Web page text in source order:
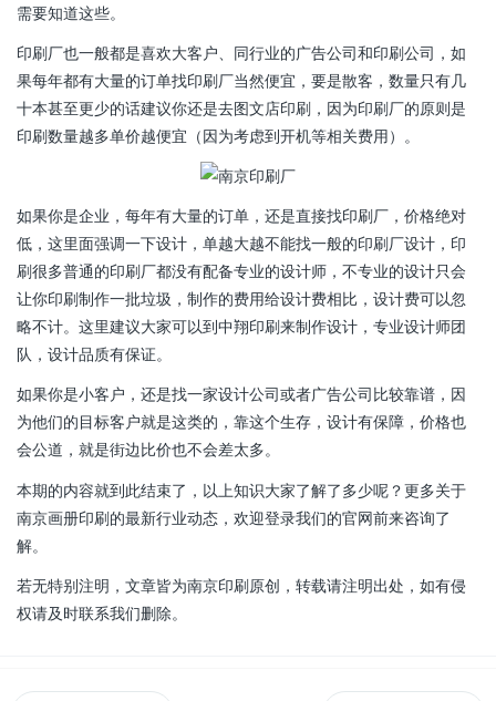
需要知道这些。
印刷厂也一般都是喜欢大客户、同行业的广告公司和印刷公司，如
果每年都有大量的订单找印刷厂当然便宜，要是散客，数量只有几
十本甚至更少的话建议你还是去图文店印刷，因为印刷厂的原则是
印刷数量越多单价越便宜（因为考虑到开机等相关费用）。
如果你是企业，每年有大量的订单，还是直接找印刷厂，价格绝对
低，这里面强调一下设计，单越大越不能找一般的印刷厂设计，印
刷很多普通的印刷厂都没有配备专业的设计师，不专业的设计只会
让你印刷制作一批垃圾，制作的费用给设计费相比，设计费可以忽
略不计。这里建议大家可以到中翔印刷来制作设计，专业设计师团
队，设计品质有保证。
如果你是小客户，还是找一家设计公司或者广告公司比较靠谱，因
为他们的目标客户就是这类的，靠这个生存，设计有保障，价格也
会公道，就是街边比价也不会差太多。
本期的内容就到此结束了，以上知识大家了解了多少呢？更多关于
南京画册印刷的最新行业动态，欢迎登录我们的官网前来咨询了
解。
若无特别注明，文章皆为南京印刷原创，转载请注明出处，如有侵
权请及时联系我们删除。